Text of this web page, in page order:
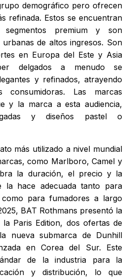
demográfico pero ofrecen
refinada. Estos se encuentran
segmentos premium y son
de altos ingresos. Son
en Europa del Este y Asia
delgados a menudo se
y refinados, atrayendo
consumidoras. Las marcas
y la marca a esta audiencia,
y diseños pastel o
más utilizado a nivel mundial
como Marlboro, Camel y
la duración, el precio y la
la hace adecuada tanto para
para fumadores a largo
BAT Rothmans presentó la
Paris Edition, dos ofertas de
nueva submarca de Dunhill
en Corea del Sur. Este
de la industria para la
y distribución, lo que